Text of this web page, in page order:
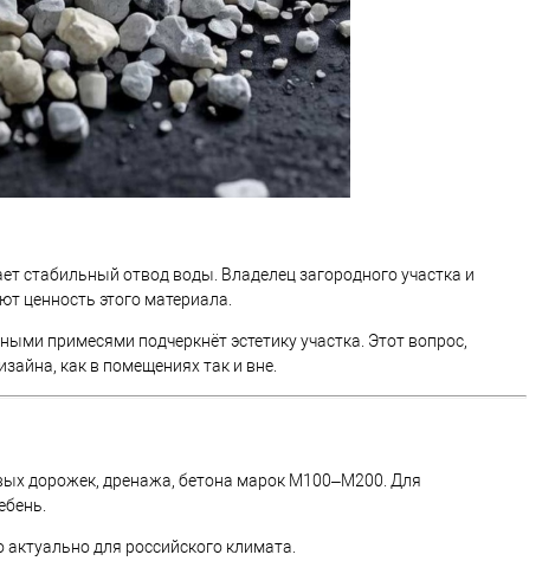
стабильный отвод воды. Владелец загородного участка и
ценность этого материала.
примесями подчеркнёт эстетику участка. Этот вопрос,
как в помещениях так и вне.
дорожек, дренажа, бетона марок М100–М200. Для
для российского климата.